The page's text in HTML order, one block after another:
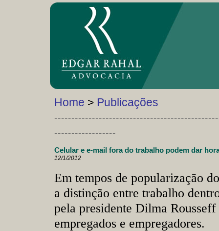
Home > Publicações
------------------
Celular e e-mail fora do trabalho podem dar
12/1/2012
Em tempos de popularização
a distinção entre trabalho
pela presidente Dilma
empregados e empregadores.